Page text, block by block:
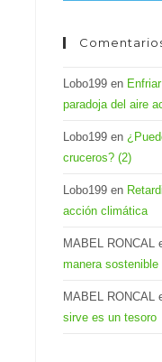
Lobo199 en
paradoja del aire
Lobo199 en
cruceros? (2)
Lobo199 en
acción climática
MABEL RONCAL
manera
MABEL RONCAL
sirve es un tesoro